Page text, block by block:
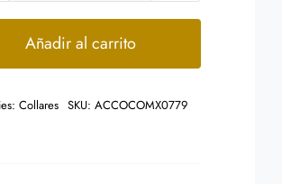
Dorado
Rosado
Añadir al carrito
Collares SKU: ACCOCOMX0779